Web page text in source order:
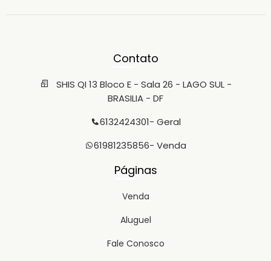
Contato
SHIS QI 13 Bloco E - Sala 26 - LAGO SUL -
BRASILIA - DF
6132424301- Geral
61981235856- Venda
Páginas
Venda
Aluguel
Fale Conosco